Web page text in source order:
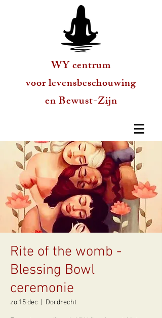
WY centrum
voor levensbeschouwing
en Bewust-Zijn
Rite of the womb -
Blessing Bowl
ceremonie
zo 15 dec Dordrecht